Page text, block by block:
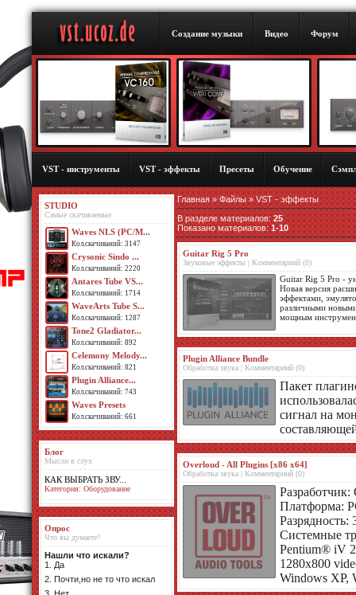
Создание музыки Видео Форум
VST - инструменты VST - эффекты Пресеты Обучение
STUDIO
Самые скачиваемые
Waves NLS (PC/M...
Кол.скачиваний: 3147
Crysonic Sindo ...
Кол.скачиваний: 2220
Antares Tube VS...
Кол.скачиваний: 1714
WaveArts Tube S...
Кол.скачиваний: 1287
Tone2 Gladiator...
Кол.скачиваний: 892
Celemony Melody...
Кол.скачиваний: 821
Plugin Alliance...
Кол.скачиваний: 743
Waves Presets
Кол.скачиваний: 661
Блог
Мысли в слух
КАК ВЫБРАТЬ ЗВУ...
Категория: Оборудование
Опрос
Что вы думаете?
Нашли что искали?
1. Да
2. Почти,но не то что искал
Главная»Файлы» VST - эффекты
В разделе материалов:25
Показано материалов:1-10
Guitar Rig 5 Pro
Звуковые эффекты | Комментариий (0)
Guitar Rig 5 Pro -
Новая версия
эффектами,
различными
мощным
Plugin Alliance Bundle
Обработка звука | Комментариий (0)
Пакет
сигнал на
Overloud - All Plugins [x86 x64]
Обработка звука | Комментариий (0)
Разработчик:
Платформа:
Разрядность:
Системные
Pentium® iV
1280x800
Windows XP,